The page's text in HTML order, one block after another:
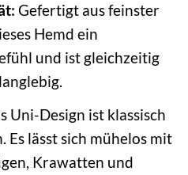
Gefertigt aus feinster
Hemd ein
und ist gleichzeitig
Uni-Design ist klassisch
Es lässt sich mühelos mit
Krawatten und